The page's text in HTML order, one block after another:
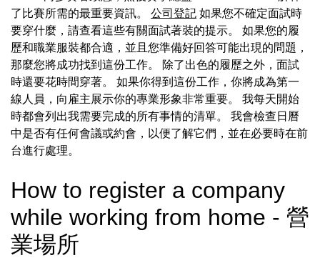
了比賽所需的最重要資訊。 公司登記 如果您不確定面試時
要穿什麼，請查看這些有關面試著裝的提示。 如果您的履
歷和職業服裝都合適，並且您準備好回答可能出現的問題，
那麼您將成功找到這份工作。 除了出色的履歷之外，面試
時還要花時間穿著。 如果你得到這份工作，你將成為第一
線人員，向雇主展示你的專業形象非常重要。 我每天開始
時都會列出我需要完成的所有事情的清單。 我會檢查日曆
中是否有任何會議或約會，以便了解它們，並在必要時在前
台進行處理。
How to register a company
while working from home - 營
業場所